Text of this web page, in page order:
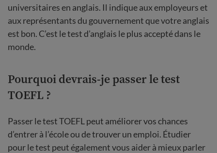
universitaires en anglais. Il indique aux employeurs et
aux représentants du gouvernement que votre anglais
est bon. C’est le test d’anglais le plus accepté dans le
monde.
Pourquoi devrais-je passer le test
TOEFL ?
Passer le test TOEFL peut améliorer vos chances
d’entrer à l’école ou de trouver un emploi. Étudier
pour le test peut également vous aider à mieux parler